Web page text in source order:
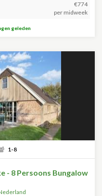
€774
per midweek
geleden
1-8
- 8 Persoons Bungalow